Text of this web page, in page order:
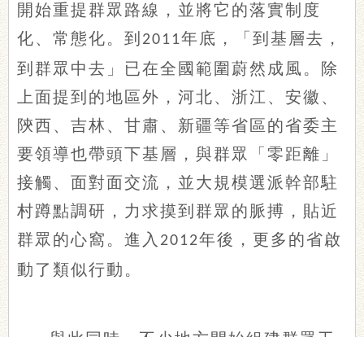
開始重提群眾路線，並將它的落實制度
化、常態化。到 2011年底，「到基層去，
到群眾中去」已在全國範圍蔚然成風。除
上面提到的地區外，河北、浙江、安徽、
陝西、吉林、甘肅、新疆等省區的省委主
要領導也帶頭下基層，與群眾「零距離」
接觸、面對面交流，並大規模選派幹部駐
村蹲點調研，力求摸到群眾的脈搏，貼近
群眾的心窩。進入 2012年後，更多的省啟
動了類似行動。